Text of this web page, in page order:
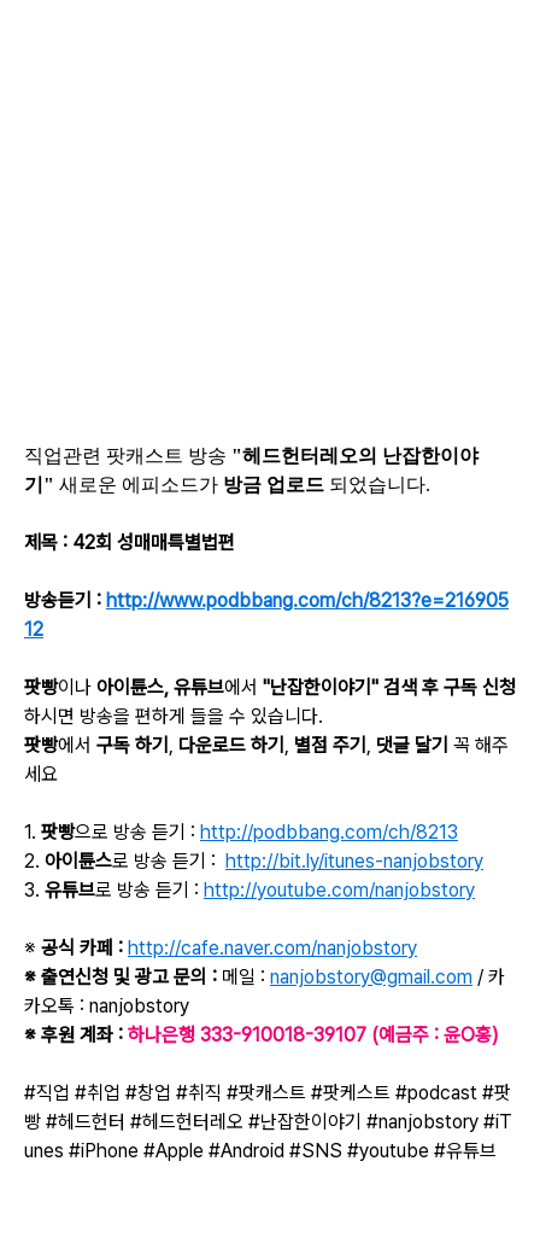
직업관련 팟캐스트 방송 "헤드헌터레오의 난잡한이야
기" 새로운 에피소드가 방금 업로드 되었습니다.
제목 : 42회 성매매특별법편
방송듣기 : http://www.podbbang.com/ch/8213?e=216905
12
팟빵이나 아이튠스, 유튜브에서 "난잡한이야기 " 검색 후 구독 신청
하시면 방송을 편하게 들을 수 있습니다.
팟빵에서 구독 하기 , 다운로드 하기 , 별점 주기 , 댓글 달기 꼭 해주
세요
1. 팟빵으로 방송 듣기 : http://podbbang.com/ch/8213
2. 아이튠스로 방송 듣기 : http://bit.ly/itunes-nanjobstory
3. 유튜브로 방송 듣기 : http://youtube.com/nanjobstory
※ 공식 카페 : http://cafe.naver.com/nanjobstory
※ 출연신청 및 광고 문의 : 메일 : nanjobstory@gmail.com / 카
카오톡 : nanjobstory
※ 후원 계좌 : 하나은행 333-910018-39107 (예금주 : 윤O홍)
#직업 #취업 #창업 #취직 #팟캐스트 #팟케스트 #podcast #팟
빵 #헤드헌터 #헤드헌터레오 #난잡한이야기 #nanjobstory #iT
unes #iPhone #Apple #Android #SNS #youtube #유튜브